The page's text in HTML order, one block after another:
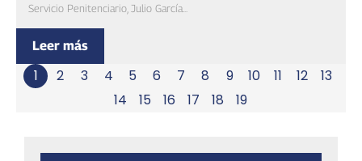
Servicio Penitenciario, Julio García...
Leer más
1 2 3 4 5 6 7 8 9 10 11 12
13
14
15 16 17 18 19